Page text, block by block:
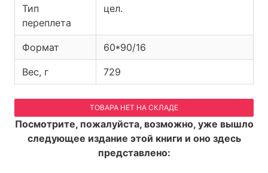
Тип
переплета
цел.
Формат 60*90/16
Вес, г 729
ТОВАРА НЕТ НА СКЛАДЕ
Посмотрите, пожалуйста, возможно, уже вышло
следующее издание этой книги и оно здесь
представлено: